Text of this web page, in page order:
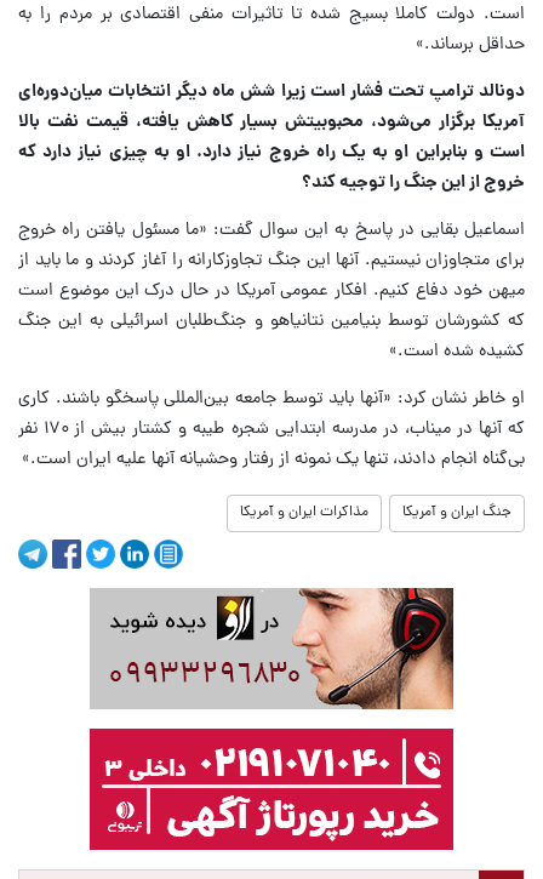
است. دولت کاملا بسیج شده تا تاثیرات منفی اقتصادی بر مردم را به
حداقل برساند.»
دونالد ترامپ تحت فشار است زیرا شش ماه دیگر انتخابات میان‌دوره‌ای
آمریکا برگزار می‌شود، محبوبیتش بسیار کاهش یافته، قیمت نفت بالا
است و بنابراین او به یک راه خروج نیاز دارد. او به چیزی نیاز دارد که
خروج از این جنگ را توجیه کند؟
اسماعیل بقایی در پاسخ به این سوال گفت: «ما مسئول یافتن راه خروج
برای متجاوزان نیستیم. آنها این جنگ تجاوزکارانه را آغاز کردند و ما باید از
میهن خود دفاع کنیم. افکار عمومی آمریکا در حال درک این موضوع است
که کشورشان توسط بنیامین نتانیاهو و جنگ‌طلبان اسرائیلی به این جنگ
کشیده شده است.»
او خاطر نشان کرد: «آنها باید توسط جامعه بین‌المللی پاسخگو باشند. کاری
که آنها در میناب، در مدرسه ابتدایی شجره طیبه و کشتار بیش از ۱۷۰ نفر
بی‌گناه انجام دادند، تنها یک نمونه از رفتار وحشیانه آنها علیه ایران است.»
جنگ ایران و آمریکا مذاکرات ایران و آمریکا